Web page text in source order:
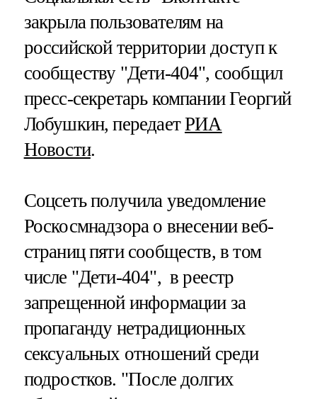
закрыла пользователям на
российской территории доступ к
сообществу "Дети-404", сообщил
пресс-секретарь компании Георгий
Лобушкин, передаетРИА
Новости.
Соцсеть получила уведомление
Роскосмнадзора о внесении веб-
страниц пяти сообществ, в том
числе "Дети-404", в реестр
запрещенной информации за
пропаганду нетрадиционных
сексуальных отношений среди
подростков. "После долгих